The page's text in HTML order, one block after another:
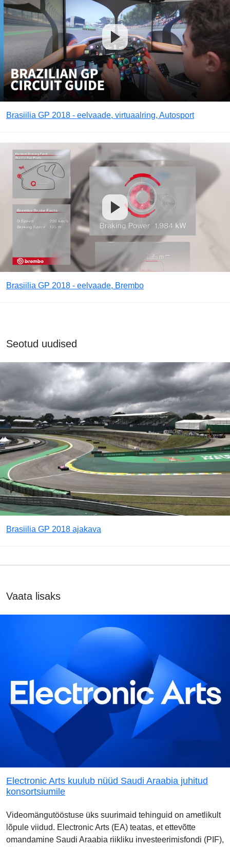
Brasiilia GP 2018 - eelvaade, virtuaalring, Autosport
Brasiilia GP 2018 - eelvaade, Brembo
Seotud uudised
Brasiilia GP 2018 ajakava
Vaata lisaks
Electronic Arts kuulub nüüd Saudi Araabia juhitud
konsortsiumile
Videomängutööstuse üks suurimaid tehinguid on ametlikult
lõpule viidud. Electronic Arts (EA) teatas, et ettevõtte
omandamine Saudi Araabia riikliku investeerimisfondi (PIF),